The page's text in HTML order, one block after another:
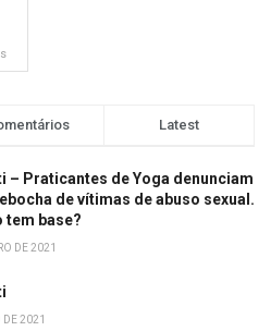
Latest
– Praticantes de Yoga denunciam
de vítimas de abuso sexual.
tem base?
DE 2021
DE 2021